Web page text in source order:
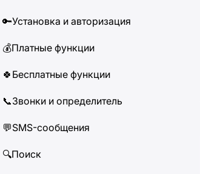
🔑Установка и авторизация
💰Платные функции
🍀 Бесплатные функции
📞Звонки и определитель
💬SMS-сообщения
🔍Поиск